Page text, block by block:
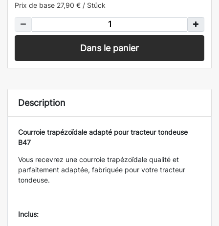
Prix de base 27,90 € / Stück
Dans le panier
Description
Courroie trapézoïdale adapté pour tracteur tondeuse
B47
Vous recevrez une courroie trapézoïdale qualité et
parfaitement adaptée, fabriquée pour votre tracteur
tondeuse.
Inclus: